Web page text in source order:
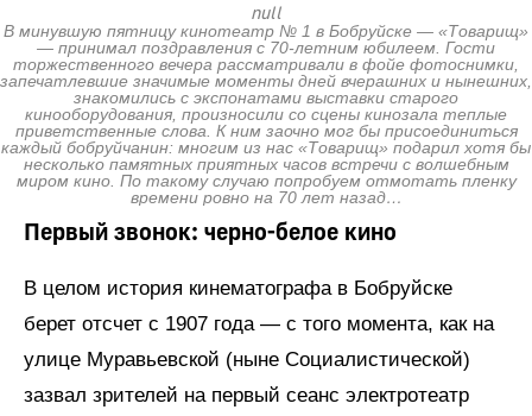
null
В минувшую пятницу кинотеатр № 1 в Бобруйске — «Товарищ»
— принимал поздравления с 70-летним юбилеем. Гости
торжественного вечера рассматривали в фойе фотоснимки,
запечатлевшие значимые моменты дней вчерашних и нынешних,
знакомились с экспонатами выставки старого
кинооборудования, произносили со сцены кинозала теплые
приветственные слова. К ним заочно мог бы присоединиться
каждый бобруйчанин: многим из нас «Товарищ» подарил хотя бы
несколько памятных приятных часов встречи с волшебным
миром кино. По такому случаю попробуем отмотать пленку
времени ровно на 70 лет назад…
Первый звонок: черно-белое кино
В целом история кинематографа в Бобруйске
берет отсчет с 1907 года — с того момента, как на
улице Муравьевской (ныне Социалистической)
зазвал зрителей на первый сеанс электротеатр